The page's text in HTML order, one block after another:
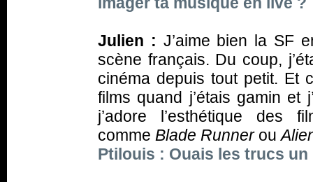
Julien : J’aime bien la SF
scène français. Du coup,
cinéma depuis tout petit. Et
films quand j’étais gamin et
j’adore l’esthétique
comme Blade Runnerou
Ptilouis : Ouais les trucs